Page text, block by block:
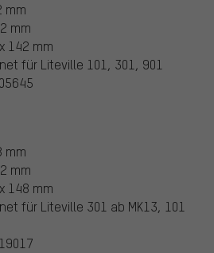
mm
mm
142 mm
für Liteville 101, 301, 901
mm
mm
148 mm
für Liteville 301 ab MK13, 101